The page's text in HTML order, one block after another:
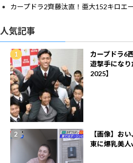
カープドラ2齊藤汰直！亜大152キロエ
人気記事
カープドラ6
遊撃手にな
2025】
【画像】お
東に爆乳美